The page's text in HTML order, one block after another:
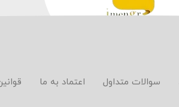
سوالات متداول اعتماد به ما